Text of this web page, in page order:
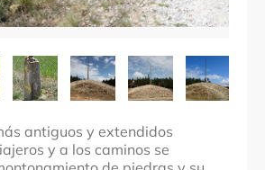
antiguos y extendidos
y a los caminos se